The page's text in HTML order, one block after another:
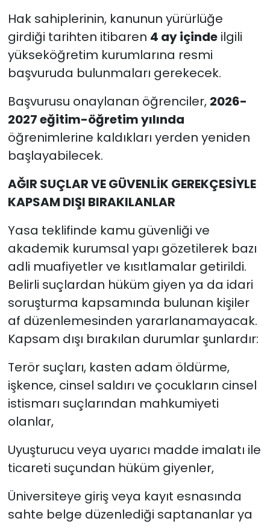
Hak sahiplerinin, kanunun yürürlüğe
girdiği tarihten itibaren 4 ay içindeilgili
yükseköğretim kurumlarına resmi
başvuruda bulunmaları gerekecek.
Başvurusu onaylanan öğrenciler, 2026-
2027 eğitim-öğretim yılında
öğrenimlerine kaldıkları yerden yeniden
başlayabilecek.
AĞIR SUÇLAR VE GÜVENLİK GEREKÇESİYLE
KAPSAM DIŞI BIRAKILANLAR
Yasa teklifinde kamu güvenliği ve
akademik kurumsal yapı gözetilerek bazı
adli muafiyetler ve kısıtlamalar getirildi.
Belirli suçlardan hüküm giyen ya da idari
soruşturma kapsamında bulunan kişiler
af düzenlemesinden yararlanamayacak.
Kapsam dışı bırakılan durumlar şunlardır:
Terör suçları, kasten adam öldürme,
işkence, cinsel saldırı ve çocukların cinsel
istismarı suçlarından mahkumiyeti
olanlar,
Uyuşturucu veya uyarıcı madde imalatı ile
ticareti suçundan hüküm giyenler,
Üniversiteye giriş veya kayıt esnasında
sahte belge düzenlediği saptananlar ya